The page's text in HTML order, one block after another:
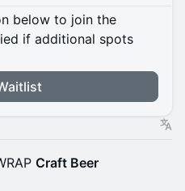
below to join the
if additional spots
Craft Beer